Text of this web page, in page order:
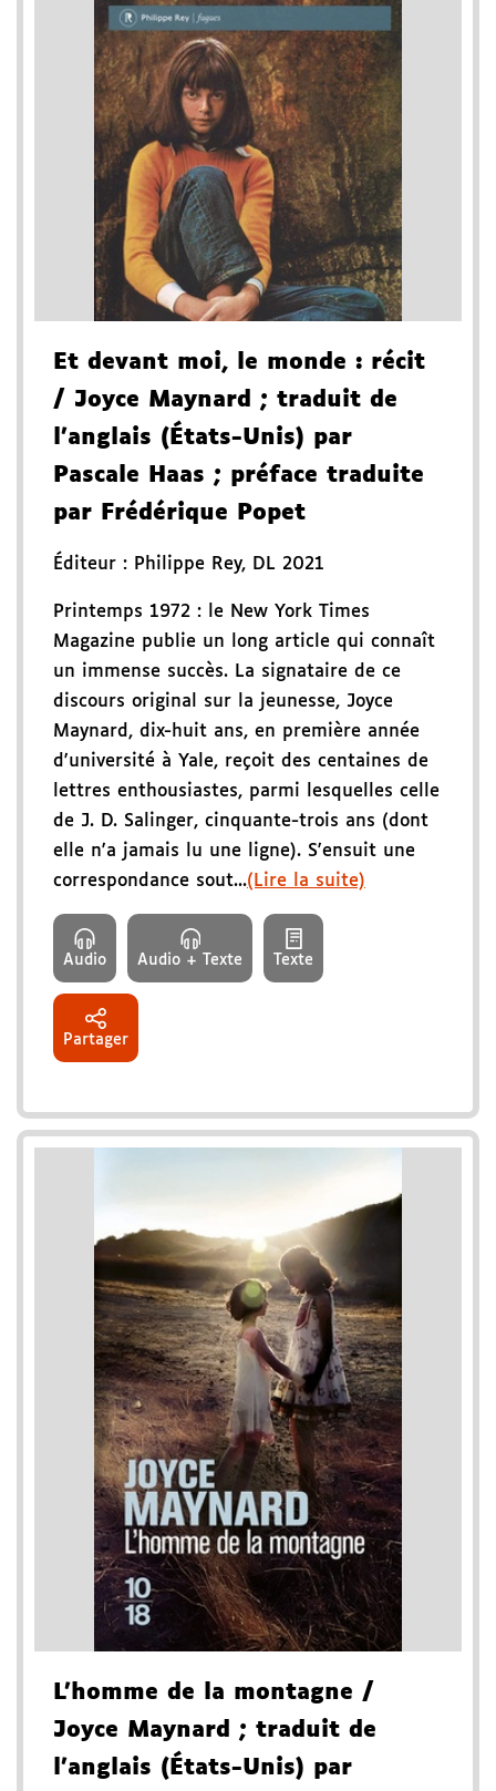
Et devant moi, le monde : récit
/ Joyce Maynard
; traduit de
l'anglais (États-Unis) par
Pascale Haas ; préface traduite
par Frédérique Popet
Éditeur : Philippe Rey, DL 2021
Printemps 1972 : le New York Times
Magazine publie un long article qui connaît
un immense succès. La signataire de ce
discours original sur la jeunesse, Joyce
Maynard, dix-huit ans, en première année
d'université à Yale, reçoit des centaines de
lettres enthousiastes, parmi lesquelles celle
de J. D. Salinger, cinquante-trois ans (dont
elle n'a jamais lu une ligne). S'ensuit une
correspondance sout...(Lire la suite)
Audio Audio + Texte Texte
Partager
L'homme de la montagne /
Joyce Maynard
; traduit de
l'anglais (États-Unis) par